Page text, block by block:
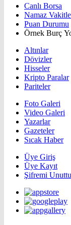
Canlı Borsa
Namaz
Puan Durumu
Örnek Burç
Altınlar
Dövizler
Hisseler
Kripto Paralar
Pariteler
Foto Galeri
Video Galeri
Yazarlar
Gazeteler
Sıcak Haber
Üye Giriş
Üye Kayıt
Şifremi